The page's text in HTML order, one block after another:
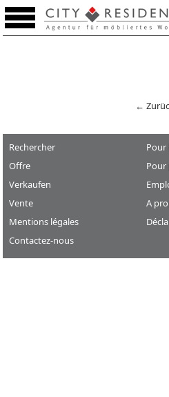
Aide - mémoire (0)
←
Rechercher
Pour
Offre
Verkaufen
Vente
A
Mentions légales
Contactez-nous